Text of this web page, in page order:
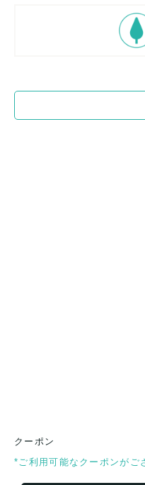
クーポン
*ご利用可能なクーポンがご